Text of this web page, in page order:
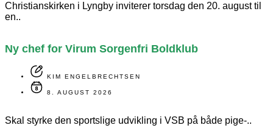
Christianskirken i Lyngby inviterer torsdag den 20. august til
en..
Ny chef for Virum Sorgenfri Boldklub
KIM ENGELBRECHTSEN
8. AUGUST 2026
Skal styrke den sportslige udvikling i VSB på både pige-..